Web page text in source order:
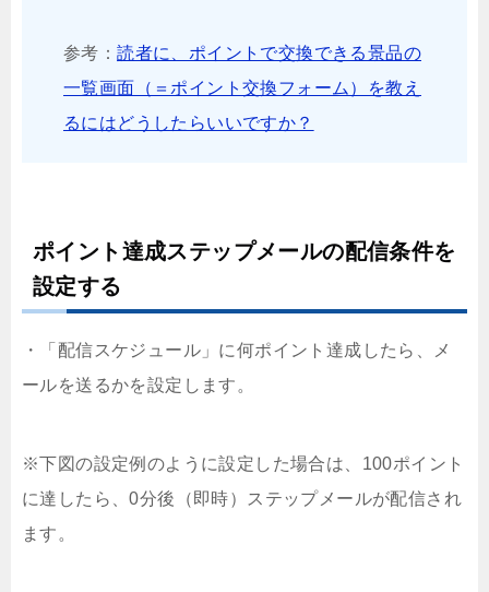
参考：読者に、ポイントで交換できる景品の
一覧画面（＝ポイント交換フォーム）を教え
るにはどうしたらいいですか？
ポイント達成ステップメールの配信条件を
設定する
・「配信スケジュール」に何ポイント達成したら、メ
ールを送るかを設定します。
※下図の設定例のように設定した場合は、100ポイント
に達したら、0分後（即時）ステップメールが配信され
ます。